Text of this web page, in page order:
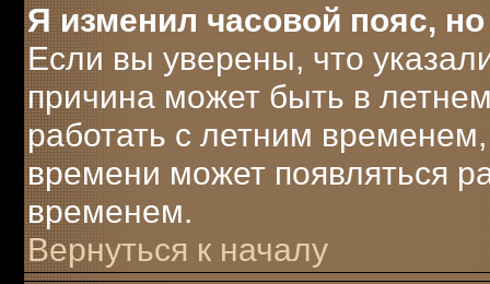
Я изменил часовой пояс,
Если вы уверены, что
причина может быть в
работать с летним
времени может появляться
временем.
Вернуться к началу